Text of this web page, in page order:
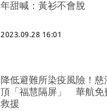
年甜喊：黃衫不會脫
2023.09.28 16:01
降低避難所染疫風險！
頂「福慧隔屏」 華航免
救援